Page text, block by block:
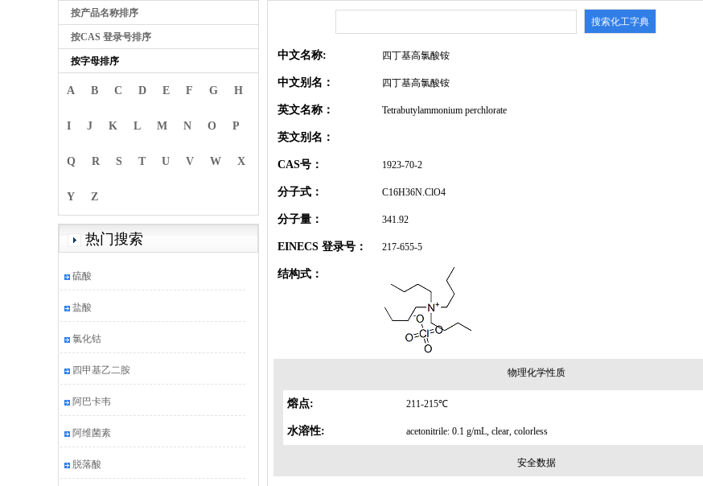
按产品名称排序
按CAS 登录号排序
按字母排序
A B C D E F G H
I J K L M N O P
Q R S T U V W X
Y Z
热门搜索
硫酸
盐酸
氯化钴
四甲基乙二胺
阿巴卡韦
阿维菌素
脱落酸
中文名称: 四丁基高氯酸铵
中文别名： 四丁基高氯酸铵
英文名称： Tetrabutylammonium perchlorate
英文别名：
CAS号： 1923-70-2
分子式： C16H36N.ClO4
分子量： 341.92
EINECS 登录号： 217-655-5
结构式：
物理化学性质
熔点: 211-215℃
水溶性: acetonitrile: 0.1 g/mL, clear, colorless
安全数据